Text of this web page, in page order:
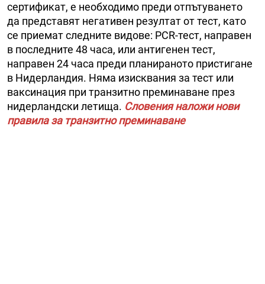
сертификат, е необходимо преди отпътуването
да представят негативен резултат от тест, като
се приемат следните видове: PCR-тест, направен
в последните 48 часа, или антигенен тест,
направен 24 часа преди планираното пристигане
в Нидерландия. Няма изисквания за тест или
ваксинация при транзитно преминаване през
нидерландски летища. Словения наложи нови
правила за транзитно преминаване